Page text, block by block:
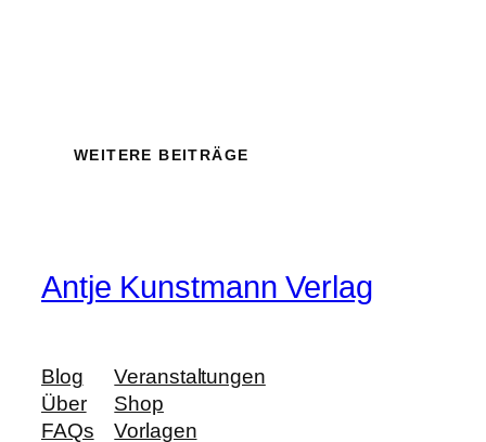
WEITERE BEITRÄGE
Antje Kunstmann Verlag
Blog
Über
FAQs
Veranstaltungen
Shop
Vorlagen